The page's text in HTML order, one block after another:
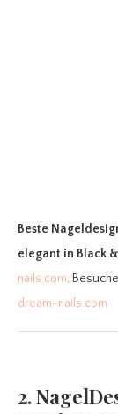
Beste
elegant in Black
nails.com.
dream-nails.com
2.